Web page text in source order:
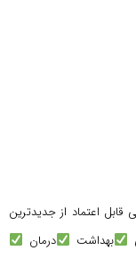
اعتماد از جدیدترین
بهداشت
درمان